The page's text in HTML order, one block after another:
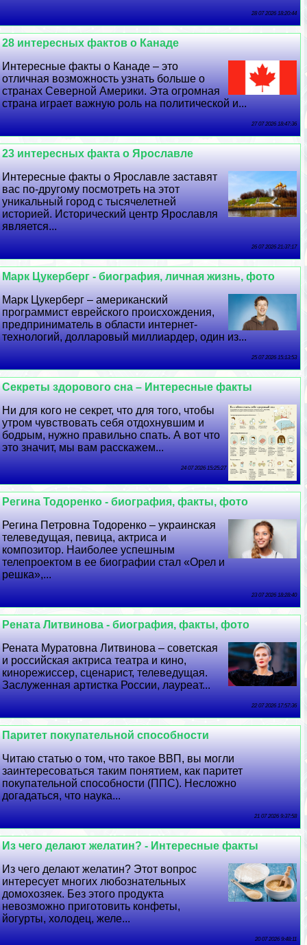
28 07 2026 18:20:44
28 интересных фактов о Канаде
Интересные факты о Канаде – это
отличная возможность узнать больше о
странах Северной Америки. Эта огромная
страна играет важную роль на политической и...
27 07 2026 18:47:36
23 интересных факта о Ярославле
Интересные факты о Ярославле заставят
вас по-другому посмотреть на этот
уникальный город с тысячелетней
историей. Исторический центр Ярославля
является...
26 07 2026 21:37:17
Марк Цукерберг - биография, личная жизнь, фото
Марк Цукерберг – американский
программист еврейского происхождения,
предприниматель в области интернет-
технологий, долларовый миллиардер, один из...
25 07 2026 15:13:53
Секреты здорового сна – Интересные факты
Ни для кого не секрет, что для того, чтобы
утром чувствовать себя отдохнувшим и
бодрым, нужно правильно спать. А вот что
это значит, мы вам расскажем...
24 07 2026 15:25:27
Регина Тодоренко - биография, факты, фото
Регина Петровна Тодоренко – украинская
телеведущая, певица, актриса и
композитор. Наиболее успешным
телепроектом в ее биографии стал «Орел и
решка»,...
23 07 2026 18:28:40
Рената Литвинова - биография, факты, фото
Рената Муратовна Литвинова – советская
и российская актриса театра и кино,
кинорежиссер, сценарист, телеведущая.
Заслуженная артистка России, лауреат...
22 07 2026 17:57:36
Паритет покупательной способности
Читаю статью о том, что такое ВВП, вы могли
заинтересоваться таким понятием, как паритет
покупательной способности (ППС). Несложно
догадаться, что наука...
21 07 2026 9:37:58
Из чего делают желатин? - Интересные факты
Из чего делают желатин? Этот вопрос
интересует многих любознательных
домохозяек. Без этого продукта
невозможно приготовить конфеты,
йогурты, холодец, желе...
20 07 2026 9:48:11